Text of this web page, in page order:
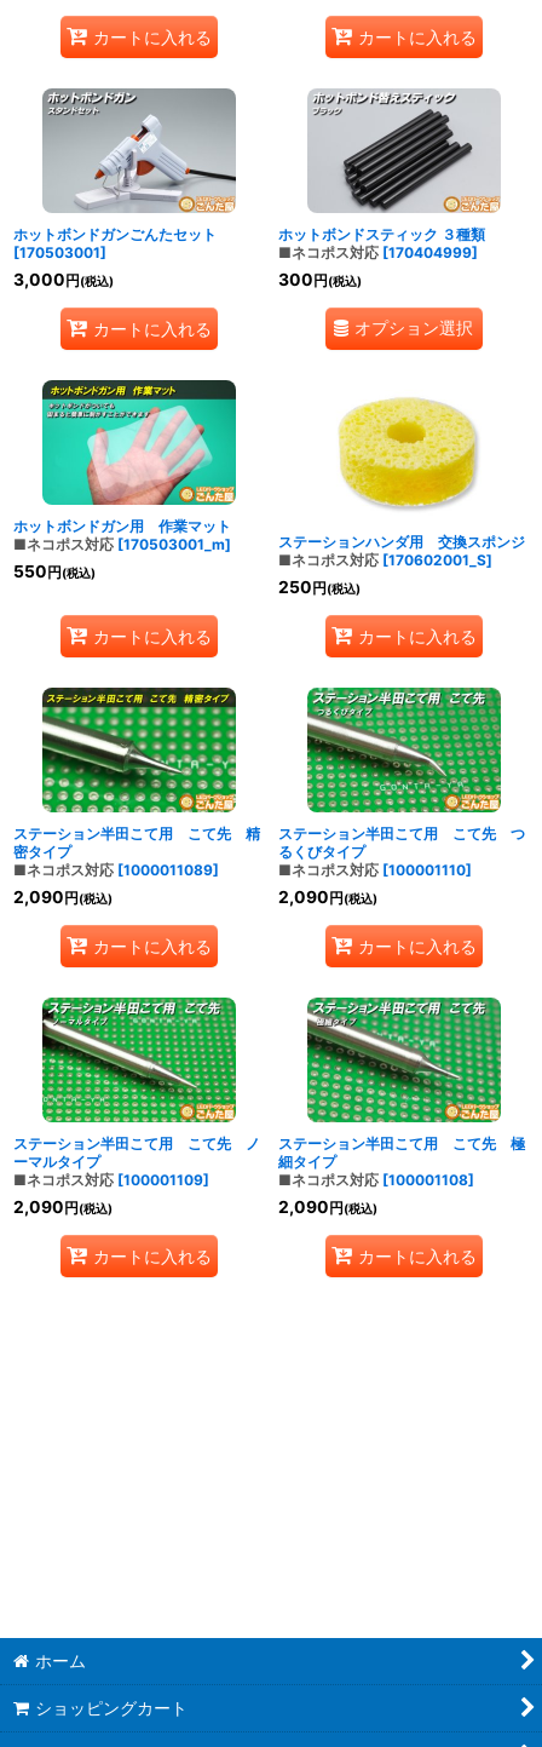
カートに入れる カートに入れる
ホットボンドガンごんたセット
[170503001]
3,000 円 (税込)
カートに入れる
ホットボンドスティック ３種類
■ネコポス対応 [170404999]
300 円 (税込)
オプション選択
ホットボンドガン用 作業マット
■ネコポス対応 [170503001_m]
550 円 (税込)
カートに入れる
ステーションハンダ用 交換スポンジ
■ネコポス対応 [170602001_S]
250 円 (税込)
カートに入れる
ステーション半田こて用 こて先 精
密タイプ
■ネコポス対応 [1000011089]
2,090 円 (税込)
カートに入れる
ステーション半田こて用 こて先 つ
るくびタイプ
■ネコポス対応 [100001110]
2,090 円 (税込)
カートに入れる
ステーション半田こて用 こて先 ノ
ーマルタイプ
■ネコポス対応 [100001109]
2,090 円 (税込)
カートに入れる
ステーション半田こて用 こて先 極
細タイプ
■ネコポス対応 [100001108]
2,090 円 (税込)
カートに入れる
ホーム
ショッピングカート